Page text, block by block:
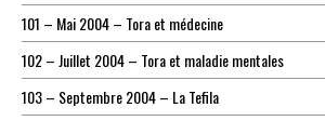
101 – Mai 2004 – Tora et médecine
102 – Juillet 2004 – Tora et maladie mentales
103 – Septembre 2004 – La Tefila